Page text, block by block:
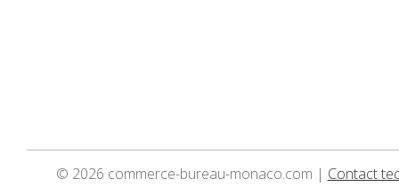
© 2026 commerce-bureau-monaco.com | Contact